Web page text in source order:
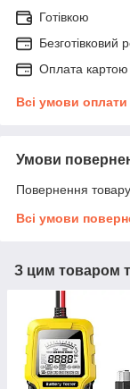
Готівкою
Безготівковий
Оплата
Всі умови оплати
Умови
Повернення
Всі умови
З цим товаром